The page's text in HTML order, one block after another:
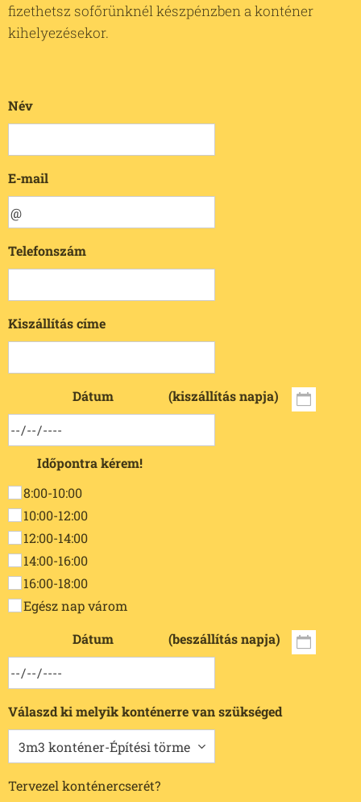
fizethetsz sofőrünknél készpénzben a konténer
kihelyezésekor.
Név
E-mail
Telefonszám
Kiszállítás címe
Dátum (kiszállítás napja)
Időpontra kérem!
8:00-10:00
10:00-12:00
12:00-14:00
14:00-16:00
16:00-18:00
Egész nap várom
Dátum (beszállítás napja)
Válaszd ki melyik konténerre van szükséged
Tervezel konténercserét?